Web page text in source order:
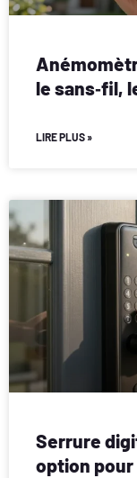
le sans‑fil,
LIRE PLUS »
Serrure
option